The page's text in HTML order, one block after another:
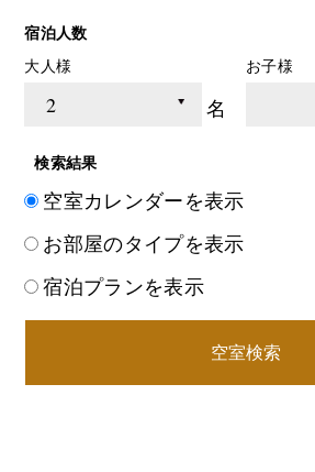
宿泊人数
大人様
名
お子様
検索結果
空室カレンダーを表示
お部屋のタイプを表示
宿泊プランを表示
空室検索